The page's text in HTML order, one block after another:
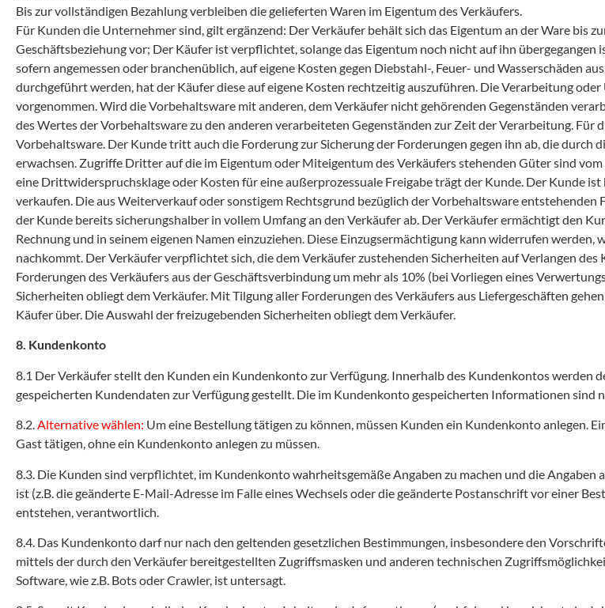
Bis zur vollständigen Bezahlung verbleiben die gelieferten Waren im Eigentum des Verkäufers.
Für Kunden die Unternehmer sind, gilt ergänzend: Der Verkäufer behält sich das Eigentum an der Ware bis
Geschäftsbeziehung vor; Der Käufer ist verpflichtet, solange das Eigentum noch nicht auf ihn
sofern angemessen oder branchenüblich, auf eigene Kosten gegen Diebstahl-, Feuer- und Wasserschäden
durchgeführt werden, hat der Käufer diese auf eigene Kosten rechtzeitig auszuführen. Die Verarbeitung
vorgenommen. Wird die Vorbehaltsware mit anderen, dem Verkäufer nicht gehörenden Gegenständen
des Wertes der Vorbehaltsware zu den anderen verarbeiteten Gegenständen zur Zeit der Verarbeitung.
Vorbehaltsware. Der Kunde tritt auch die Forderung zur Sicherung der Forderungen gegen ihn ab, die
erwachsen. Zugriffe Dritter auf die im Eigentum oder Miteigentum des Verkäufers stehenden Güter sind
eine Drittwiderspruchsklage oder Kosten für eine außerprozessuale Freigabe trägt der Kunde. Der Kunde
verkaufen. Die aus Weiterverkauf oder sonstigem Rechtsgrund bezüglich der Vorbehaltsware
der Kunde bereits sicherungshalber in vollem Umfang an den Verkäufer ab. Der Verkäufer ermächtigt den
Rechnung und in seinem eigenen Namen einzuziehen. Diese Einzugsermächtigung kann widerrufen
nachkommt. Der Verkäufer verpflichtet sich, die dem Verkäufer zustehenden Sicherheiten auf Verlangen
Forderungen des Verkäufers aus der Geschäftsverbindung um mehr als 10% (bei Vorliegen eines
Sicherheiten obliegt dem Verkäufer. Mit Tilgung aller Forderungen des Verkäufers aus Liefergeschäften
Käufer über. Die Auswahl der freizugebenden Sicherheiten obliegt dem Verkäufer.
8. Kundenkonto
8.1 Der Verkäufer stellt den Kunden ein Kundenkonto zur Verfügung. Innerhalb des Kundenkontos werden
gespeicherten Kundendaten zur Verfügung gestellt. Die im Kundenkonto gespeicherten Informationen sind
8.2.Alternative wählen: Um eine Bestellung tätigen zu können, müssen Kunden ein Kundenkonto anlegen.
Gast tätigen, ohne ein Kundenkonto anlegen zu müssen.
8.3. Die Kunden sind verpflichtet, im Kundenkonto wahrheitsgemäße Angaben zu machen und die
ist (z.B. die geänderte E-Mail-Adresse im Falle eines Wechsels oder die geänderte Postanschrift vor einer
entstehen, verantwortlich.
8.4. Das Kundenkonto darf nur nach den geltenden gesetzlichen Bestimmungen, insbesondere den
mittels der durch den Verkäufer bereitgestellten Zugriffsmasken und anderen technischen
Software, wie z.B. Bots oder Crawler, ist untersagt.